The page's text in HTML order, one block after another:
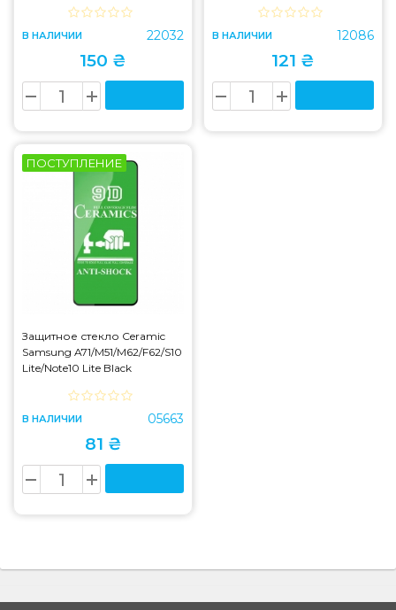
В НАЛИЧИИ 22032
150 ₴
В НАЛИЧИИ 12086
121 ₴
ПОСТУПЛЕНИЕ
Защитное стекло Ceramic
Samsung A71/M51/M62/F62/S10
Lite/Note10 Lite Black
В НАЛИЧИИ 05663
81 ₴